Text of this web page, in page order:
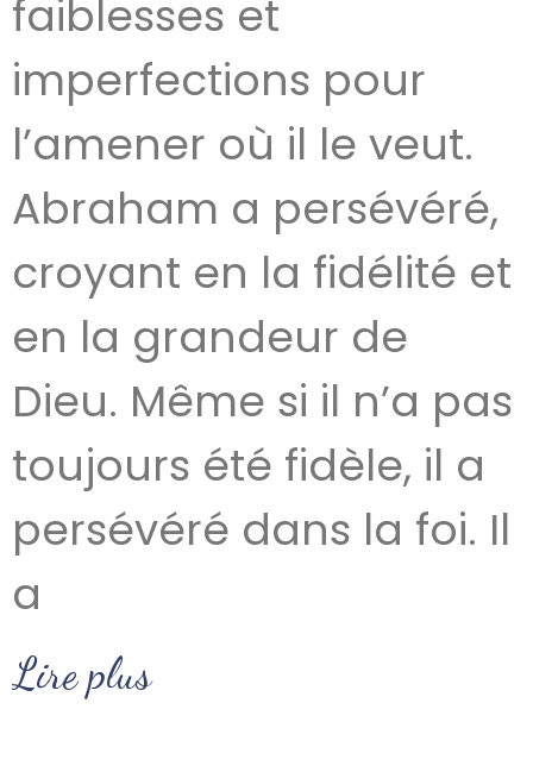
faiblesses et
imperfections pour
l’amener où il le veut.
Abraham a persévéré,
croyant en la fidélité et
en la grandeur de
Dieu. Même si il n’a pas
toujours été fidèle, il a
persévéré dans la foi. Il
a
Lire plus